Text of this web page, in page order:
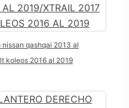
qashqai 2013 al
koleos 2016 al 2019